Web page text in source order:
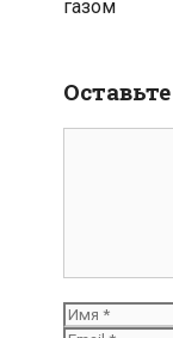
записям
газом
Имя